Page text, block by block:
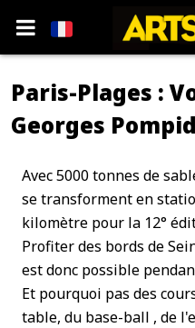
Paris-Plages :
Georges
Avec 5000 tonnes de
se transforment en
kilomètre pour la 12°
Profiter des bords de
est donc possible
Et pourquoi pas des
table, du base-ball , de